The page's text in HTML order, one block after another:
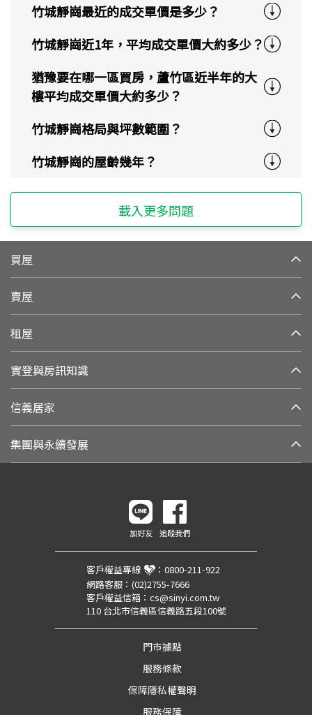
竹城靜崗最近的成交單價是多少？
竹城靜崗近1年，平均成交單價大約多少？
猶豫要在哪一區買房，蘆竹區近半年的大
樓平均成交單價大約多少？
竹城靜崗格局與坪數範圍？
竹城靜崗的屋齡幾年？
載入更多問題
買屋
賣屋
租屋
實登與房訊知識
信義居家
集團與永續發展
加好友 追蹤我們
客戶權益專線 ： 0800-211-922
網路客服： (02)2755-7666
客戶權益信箱： cs@sinyi.com.tw
110 台北市信義區信義路五段100號
門市據點
服務條款
保障隱私權聲明
服務保障